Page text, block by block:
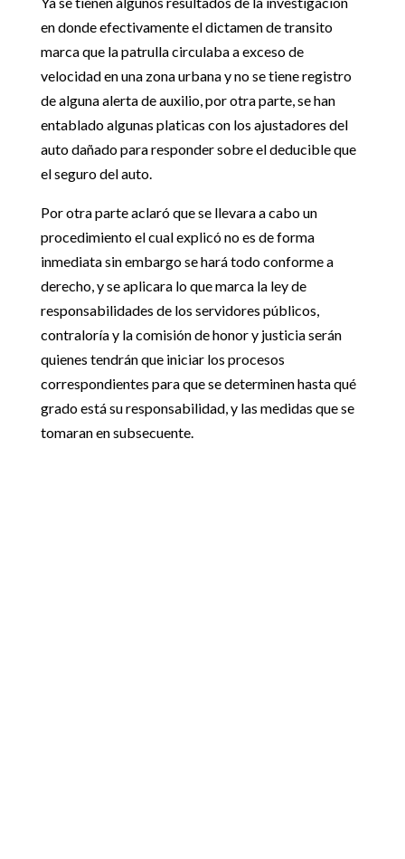
en donde efectivamente el dictamen de transito
marca que la patrulla circulaba a exceso de
velocidad en una zona urbana y no se tiene registro
de alguna alerta de auxilio, por otra parte, se han
entablado algunas platicas con los ajustadores del
auto dañado para responder sobre el deducible que
el seguro del auto.
Por otra parte aclaró que se llevara a cabo un
procedimiento el cual explicó no es de forma
inmediata sin embargo se hará todo conforme a
derecho, y se aplicara lo que marca la ley de
responsabilidades de los servidores públicos,
contraloría y la comisión de honor y justicia serán
quienes tendrán que iniciar los procesos
correspondientes para que se determinen hasta qué
grado está su responsabilidad, y las medidas que se
tomaran en subsecuente.